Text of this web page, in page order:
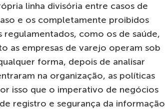
linha divisória entre casos de
e os completamente proibidos
como os de saúde,
as empresas de varejo operam sob
forma, depois de analisar
na organização, as políticas
isso que o imperativo de negócios
registro e segurança da informação